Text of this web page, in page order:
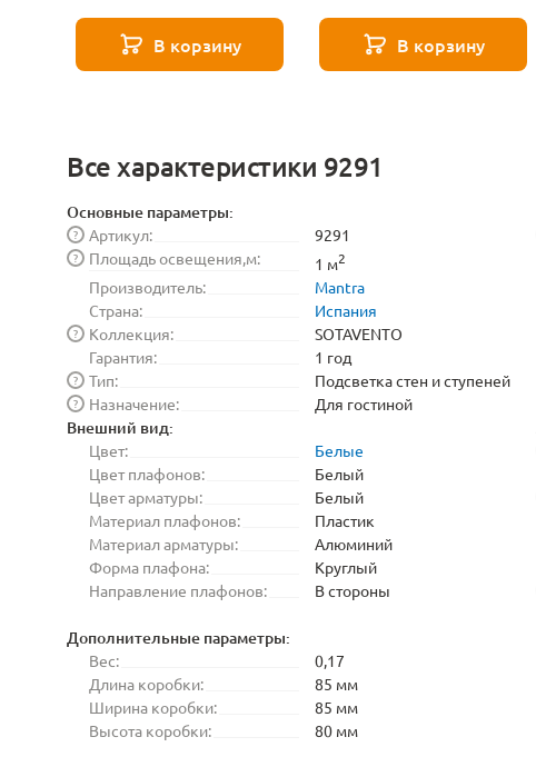
В корзину В корзину
Все характеристики 9291
Основные параметры:
Артикул:
?
9291
Площадь освещения,м:
? 1 м2
Производитель:
Mantra
Страна:
Испания
Коллекция:
?
SOTAVENTO
Гарантия:
1 год
Тип:
?
Подсветка стен и ступеней
Назначение:
? Для гостиной
Внешний вид:
Цвет:
Белые
Цвет плафонов:
Белый
Цвет арматуры:
Белый
Материал плафонов:
Пластик
Материал арматуры:
Алюминий
Форма плафона:
Круглый
Направление плафонов:
В стороны
Дополнительные параметры:
Вес:
0,17
Длина коробки:
85 мм
Ширина коробки:
85 мм
Высота коробки:
80 мм